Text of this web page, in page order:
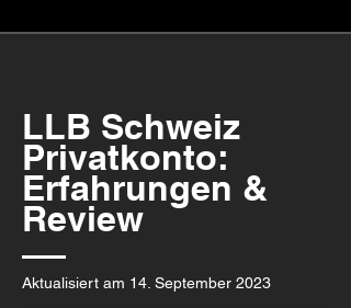
LLB Schweiz
Privatkonto:
Erfahrungen &
Review
Aktualisiert am 14. September 2023